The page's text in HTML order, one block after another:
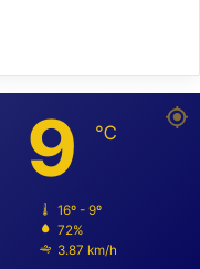
9 ℃
16º - 9º
72%
3.87 km/h